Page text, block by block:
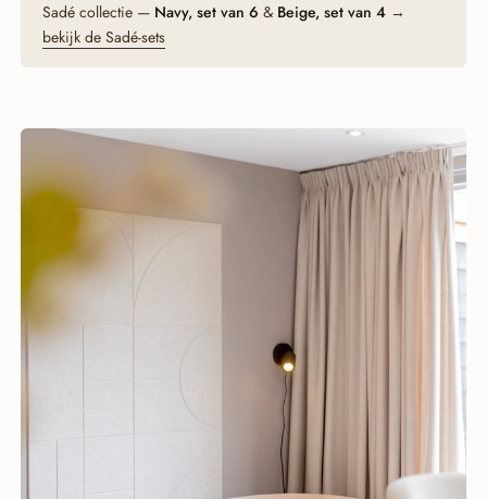
Sadé collectie — Navy, set van 6 & Beige, set van 4 →
bekijk de Sadé-sets